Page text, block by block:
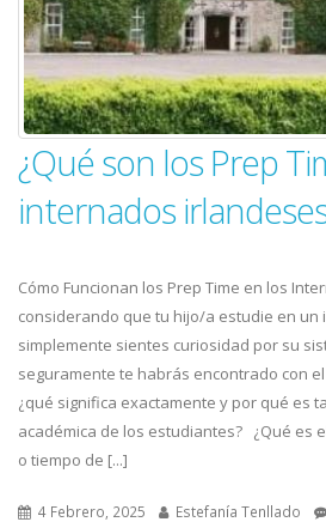
¿Qué son los Prep
internados
Cómo Funcionan los Prep Time en los
considerando que tu hijo/a estudie en un
simplemente sientes curiosidad por su
seguramente te habrás encontrado con
¿qué significa exactamente y por qué es
académica de los estudiantes? ¿Qué es
o tiempo de [...]
4 Febrero, 2025 Estefanía Tenllado